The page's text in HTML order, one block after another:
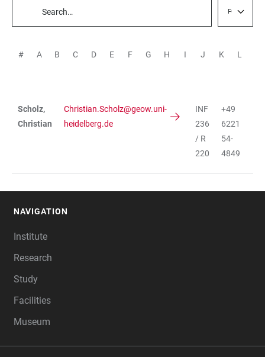
TABLE
FG
# A B C D E F G H I J K L
TABLE
Scholz,
Christian
Christian.Scholz@geow.uni-
heidelberg.de
INF
236
/ R
220
+49
6221
54-
4849
NAVIGATION
Institute
Research
Study
Facilities
Museum